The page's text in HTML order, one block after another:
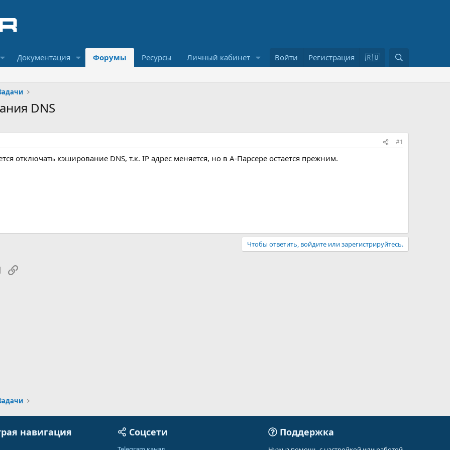
Документация Форумы Ресурсы Личный кабинет Войти Регистрация 🇷🇺
о
DNS
#1
отключать кэширование DNS, т.к. IP адрес меняется, но в А-Парсере остается прежним.
Чтобы ответить, войдите или зарегистрируйтесь.
Электронная почта
Ссылка
навигация Соцсети Поддержка